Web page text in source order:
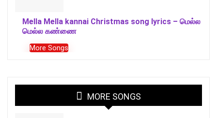
Mella Mella kannai Christmas song lyrics – மெல்ல
மெல்ல கண்ணை
More Songs
MORE SONGS